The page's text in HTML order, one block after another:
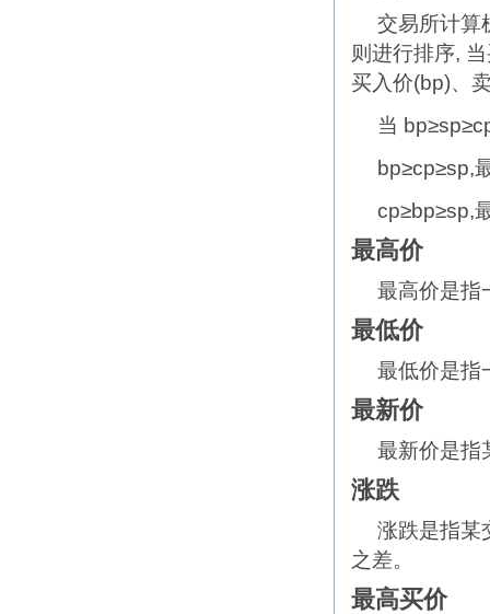
交易所计算
则进行排序,
买入价(bp)、
当
bp≥cp≥sp,
cp≥bp≥sp,
最高价
最高价是指
最低价
最低价是指
最新价
最新价是指
涨跌
涨跌是指某
之差。
最高买价